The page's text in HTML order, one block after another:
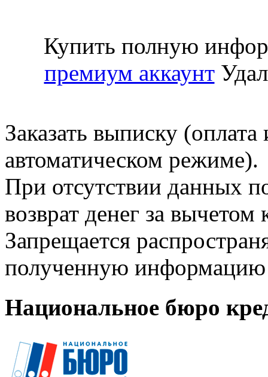
Купить полную
премиум аккаунт
Заказать выписку
автоматическом режиме).
При отсутствии данных
возврат денег за
Запрещается
полученную информацию
Национальное бюро